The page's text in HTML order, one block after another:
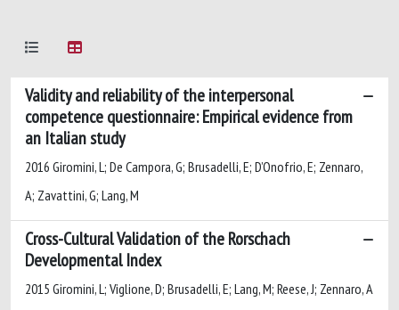
Validity and reliability of the interpersonal
competence questionnaire: Empirical evidence from
an Italian study
2016 Giromini, L; De Campora, G; Brusadelli, E; D’Onofrio, E; Zennaro,
A; Zavattini, G; Lang, M
Cross-Cultural Validation of the Rorschach
Developmental Index
2015 Giromini, L; Viglione, D; Brusadelli, E; Lang, M; Reese, J; Zennaro, A